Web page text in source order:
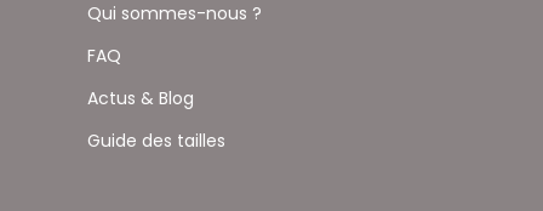
Qui sommes-nous ?
FAQ
Actus & Blog
Guide des tailles